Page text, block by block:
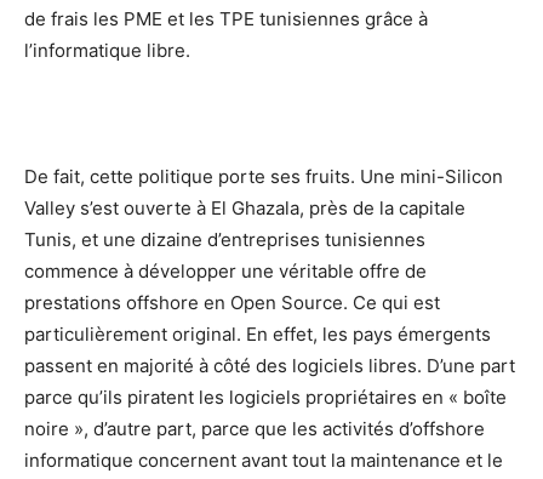
de frais les PME et les TPE tunisiennes grâce à
l’informatique libre.
De fait, cette politique porte ses fruits. Une mini-Silicon
Valley s’est ouverte à El Ghazala, près de la capitale
Tunis, et une dizaine d’entreprises tunisiennes
commence à développer une véritable offre de
prestations offshore en Open Source. Ce qui est
particulièrement original. En effet, les pays émergents
passent en majorité à côté des logiciels libres. D’une part
parce qu’ils piratent les logiciels propriétaires en « boîte
noire », d’autre part, parce que les activités d’offshore
informatique concernent avant tout la maintenance et le